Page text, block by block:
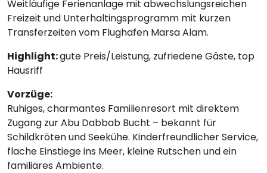
Weitläufige Ferienanlage mit abwechslungsreichen
Freizeit und Unterhaltingsprogramm mit kurzen
Transferzeiten vom Flughafen Marsa Alam.
Highlight:gute Preis/Leistung, zufriedene Gäste, top
Hausriff
Vorzüge:
Ruhiges, charmantes Familienresort mit direktem
Zugang zur Abu Dabbab Bucht – bekannt für
Schildkröten und Seekühe. Kinderfreundlicher Service,
flache Einstiege ins Meer, kleine Rutschen und ein
familiäres Ambiente.